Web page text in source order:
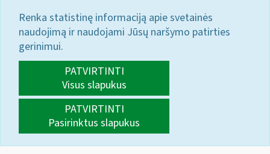
Renka statistinę informaciją apie svetainės
naudojimą ir naudojami Jūsų naršymo patirties
gerinimui.
PATVIRTINTI
Visus slapukus
PATVIRTINTI
Pasirinktus slapukus